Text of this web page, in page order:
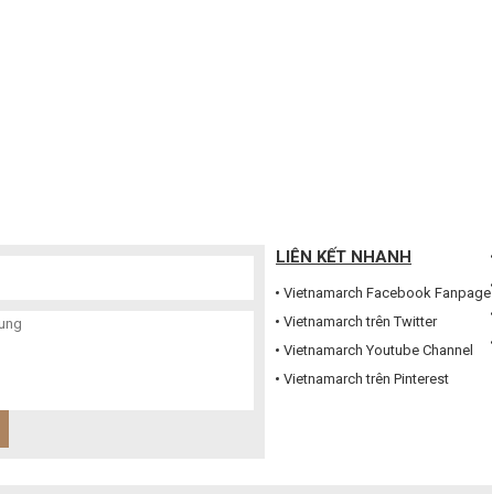
LIÊN KẾT NHANH
Vietnamarch Facebook Fanpage
Vietnamarch trên Twitter
Vietnamarch Youtube Channel
Vietnamarch trên Pinterest